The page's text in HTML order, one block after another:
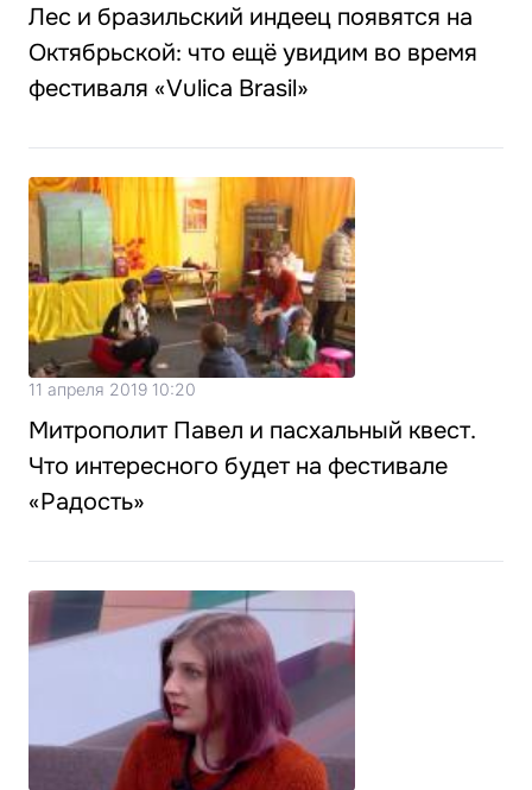
Лес и бразильский индеец появятся на
Октябрьской: что ещё увидим во время
фестиваля «Vulica Brasil»
11 апреля 2019 10:20
Митрополит Павел и пасхальный квест.
Что интересного будет на фестивале
«Радость»